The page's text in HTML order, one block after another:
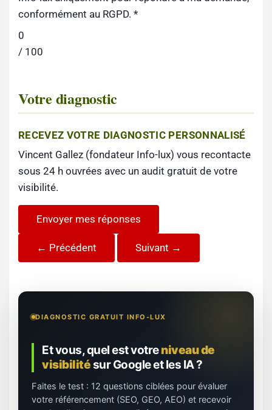
conformément au RGPD. *
0
/ 100
Votre diagnostic
RECEVEZ VOTRE DIAGNOSTIC PERSONNALISÉ
Vincent Gallez (fondateur Info-lux) vous recontacte
sous 24 h ouvrées avec un audit gratuit de votre
visibilité.
Envoyer mes réponses
← Précédent Suivant →
DIAGNOSTIC GRATUIT INFO-LUX
Et vous, quel est votreniveau de
visibilitésur Google et les IA ?
Faites le test : 12 questions ciblées pour évaluer
votre référencement (SEO, GEO, AEO) et recevoir